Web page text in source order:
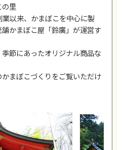
里
以来、かまぼこを中心に製
かまぼこ屋「鈴廣」が運営す
節にあったオリジナル商品な
まぼこづくりをご覧いただけ